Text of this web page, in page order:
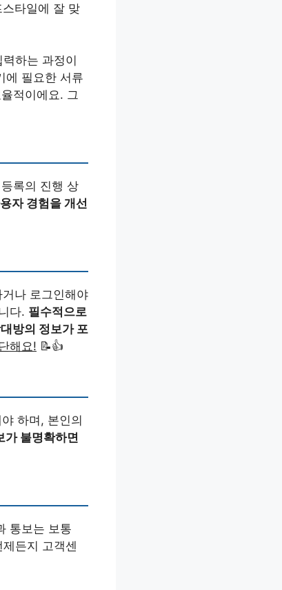
타일에 잘 맞
하는 과정이
에 필요한 서류
적이에요. 그
록의 진행 상
자 경험을 개선
나 로그인해야
다. 필수적으로
방의 정보가 포
해요! 📝👍
하며, 본인의
가 불명확하면
통보는 보통
든지 고객센